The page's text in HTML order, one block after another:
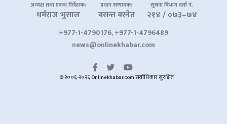
अध्यक्ष तथा प्रबन्ध निर्देशक:
धर्मराज भुसाल
प्रधान सम्पादक:
बसन्त बस्नेत
सूचना विभाग दर्ता नं.
२१४ / ०७३–७४
+977-1-4790176, +977-1-4796489
news@onlinekhabar.com
© २००६-२०२६ Onlinekhabar.com सर्वाधिकार सुरक्षित